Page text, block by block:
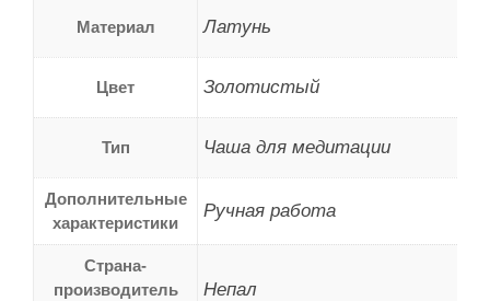
Материал Латунь
Цвет Золотистый
Тип Чаша для медитации
Дополнительные
характеристики
Ручная работа
Страна-
производитель
Непал